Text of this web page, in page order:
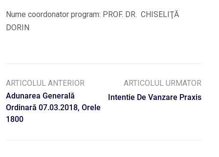
Nume coordonator program: PROF. DR. CHISELIŢĂ
DORIN
ARTICOLUL ANTERIOR
Adunarea Generală
Ordinară 07.03.2018, Orele
1800
ARTICOLUL URMATOR
Intentie De Vanzare Praxis